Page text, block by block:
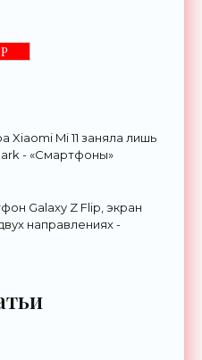
Xiaomi Mi 11 заняла лишь
- «Смартфоны»
Galaxy Z Flip, экран
направлениях -